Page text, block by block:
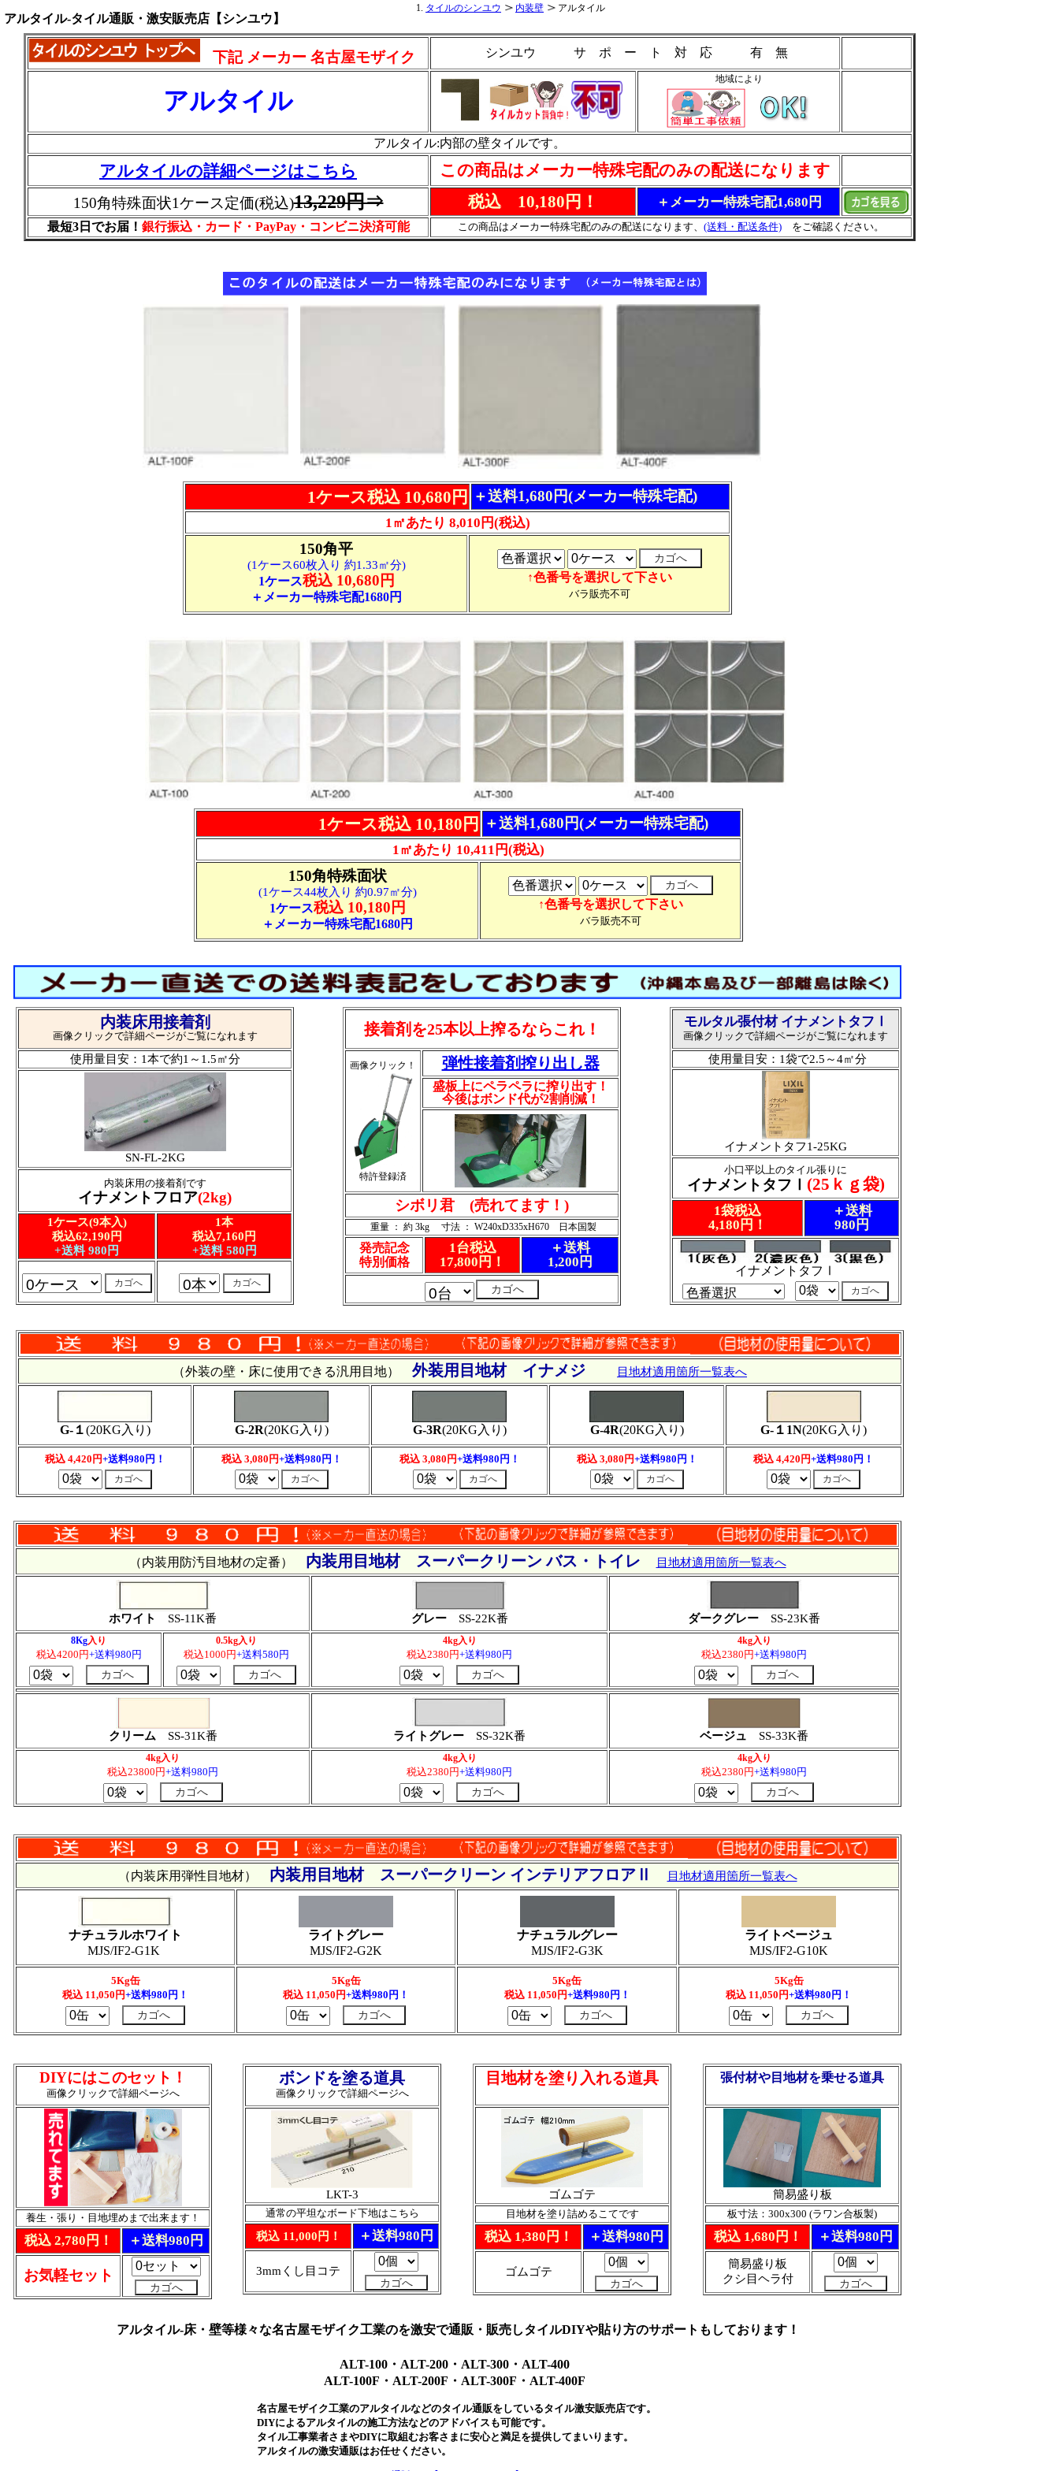
アルタイル-タイル通販・激安販売店【シンユウ】
下記 メーカー 名古屋モザイク シンユウ サ ポ ー ト 対 応 有 無
アルタイル
地域により
アルタイル:内部の壁タイルです。
アルタイルの詳細ページはこちら この商品はメーカー特殊宅配のみの配送になります
150角特殊面状1ケース定価(税込)13,229円⇒ 税込 10,180円！ ＋メーカー特殊宅配1,680円
最短3日でお届！ 銀行振込・カード・PayPay・コンビニ決済可能 この商品はメーカー特殊宅配のみの配送になります、 (送料・配送条件) をご確認ください。
モルタル張付材 イナメントタフⅠ
画像クリックで詳細ページがご覧になれます
使用量目安：1袋で2.5～4㎡分
イナメントタフ1-25KG
小口平以上のタイル張りに
イナメントタフⅠ (25ｋｇ袋)
1袋税込
4,180円！
＋送料
980円
イナメントタフⅠ
内装床用接着剤
画像クリックで詳細ページがご覧になれます
使用量目安：1本で約1～1.5㎡分
SN-FL-2KG
内装床用の接着剤です
イナメントフロア(2kg)
1ケース(9本入)
税込62,190円
+送料 980円
1本
税込7,160円
+送料 580円
1ケース税込 10,180円 ＋送料1,680円(メーカー特殊宅配)
1㎡あたり 10,411円(税込)
150角特殊面状
(1ケース44枚入り 約0.97㎡分)
1ケース税込 10,180円
＋メーカー特殊宅配1680円
↑色番号を選択して下さい
バラ販売不可
接着剤を25本以上搾るならこれ！
画像クリック！
特許登録済
弾性接着剤搾り出し器
盛板上にペラペラに搾り出す！
今後はボンド代が2割削減！
シボリ君 (売れてます！)
重量 ： 約 3kg 寸法 ： W240xD335xH670 日本国製
発売記念
特別価格
1台税込
17,800円！
＋送料
1,200円
アルタイル-床・壁等様々な名古屋モザイク工業のを激安で通販・販売しタイルDIYや貼り方のサポートもしております！
（内装用防汚目地材の定番） 内装用目地材 スーパークリーン バス・トイレ 目地材適用箇所一覧表へ
ホワイト SS-11K番 グレーSS-22K番 ダークグレー SS-23K番
8Kg入り
税込4200円+送料980円
0.5kg入り
税込1000円+送料580円
4kg入り
税込2380円+送料980円
4kg入り
税込2380円+送料980円
クリーム SS-31K番 ライトグレー SS-32K番 ベージュ SS-33K番
4kg入り
税込23800円+送料980円
4kg入り
税込2380円+送料980円
4kg入り
税込2380円+送料980円
（外装の壁・床に使用できる汎用目地） 外装用目地材 イナメジ 目地材適用箇所一覧表へ
G-１(20KG入り) G-2R(20KG入り) G-3R(20KG入り) G-4R(20KG入り) G-１1N(20KG入り)
税込 4,420円+送料980円！ 税込 3,080円+送料980円！ 税込 3,080円+送料980円！ 税込 3,080円+送料980円！ 税込 4,420円+送料980円！
（内装床用弾性目地材） 内装用目地材 スーパークリーン インテリアフロアⅡ 目地材適用箇所一覧表へ
ナチュラルホワイト
MJS/IF2-G1K
ライトグレー
MJS/IF2-G2K
ナチュラルグレー
MJS/IF2-G3K
ライトベージュ
MJS/IF2-G10K
5Kg缶
税込 11,050円+送料980円！
5Kg缶
税込 11,050 円+送料980円！
5Kg缶
税込 11,050 円+送料980円！
5Kg缶
税込 11,050 円+送料980円！
張付材や目地材を乗せる道具
簡易盛り板
板寸法：300x300 (ラワン合板製)
税込 1,680円！ ＋送料980円
簡易盛り板
クシ目ヘラ付
ボンドを塗る道具
画像クリックで詳細ページへ
LKT-3
通常の平坦なボード下地はこちら
税込 11,000円！ ＋送料980円
3mmくし目コテ
目地材を塗り入れる道具
ゴムゴテ
目地材を塗り詰めるこてです
税込 1,380円！ ＋送料980円
ゴムゴテ
DIYにはこのセット！
画像クリックで詳細ページへ
養生・張り・目地埋めまで出来ます！
税込 2,780円！ ＋送料980円
お気軽セット
1ケース税込 10,680円 ＋送料1,680円(メーカー特殊宅配)
1㎡あたり 8,010円(税込)
150角平
(1ケース60枚入り 約1.33㎡分)
1ケース税込 10,680円
＋メーカー特殊宅配1680円
↑色番号を選択して下さい
バラ販売不可
名古屋モザイク工業のアルタイルなどのタイル通販をしているタイル激安販売店です。
DIYによるアルタイルの施工方法などのアドバイスも可能です。
タイル工事業者さまやDIYに取組むお客さまに安心と満足を提供してまいります。
アルタイルの激安通販はお任せください。
ALT-100・ALT-200・ALT-300・ALT-400
ALT-100F・ALT-200F・ALT-300F・ALT-400F
タイルのシンユウ 内装壁 アルタイル